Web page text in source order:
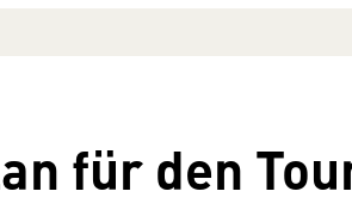
für den